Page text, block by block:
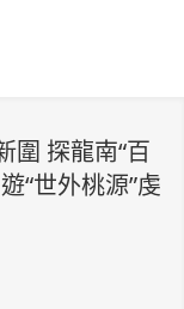
圍 探龍南“百
“世外桃源”虔